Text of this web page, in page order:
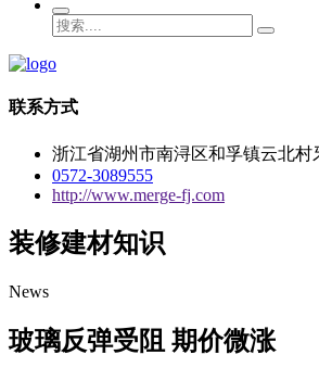
联系方式
浙江省湖州市南浔区和孚镇云北村
0572-3089555
http://www.merge-fj.com
装修建材知识
News
玻璃反弹受阻 期价微涨